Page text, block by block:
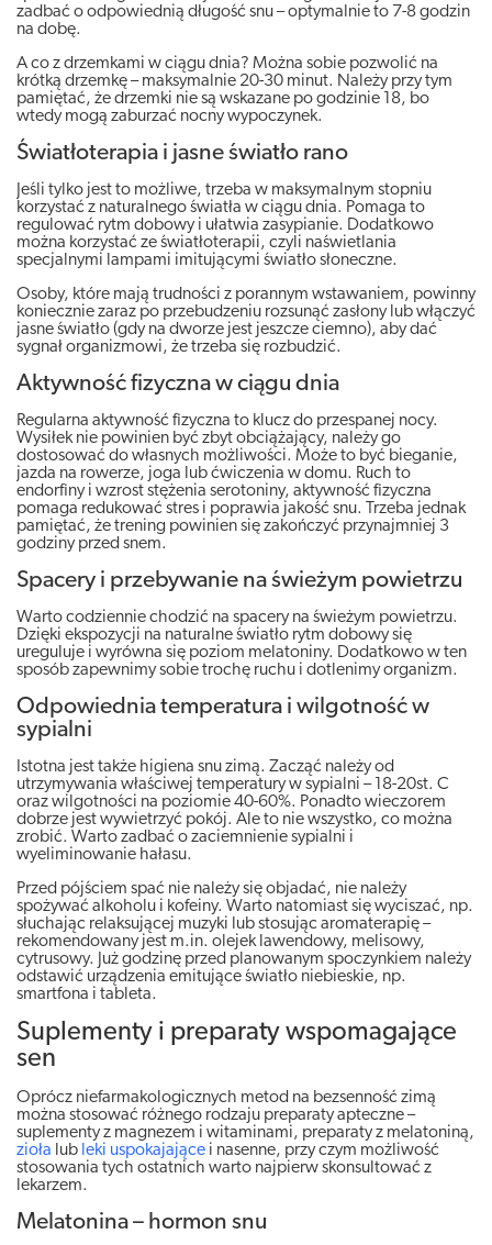
zadbać o odpowiednią długość snu – optymalnie to 7-8 godzin
na dobę.
A co z drzemkami w ciągu dnia? Można sobie pozwolić na
krótką drzemkę – maksymalnie 20-30 minut. Należy przy tym
pamiętać, że drzemki nie są wskazane po godzinie 18, bo
wtedy mogą zaburzać nocny wypoczynek.
Światłoterapia i jasne światło rano
Jeśli tylko jest to możliwe, trzeba w maksymalnym stopniu
korzystać z naturalnego światła w ciągu dnia. Pomaga to
regulować rytm dobowy i ułatwia zasypianie. Dodatkowo
można korzystać ze światłoterapii, czyli naświetlania
specjalnymi lampami imitującymi światło słoneczne.
Osoby, które mają trudności z porannym wstawaniem, powinny
koniecznie zaraz po przebudzeniu rozsunąć zasłony lub włączyć
jasne światło (gdy na dworze jest jeszcze ciemno), aby dać
sygnał organizmowi, że trzeba się rozbudzić.
Aktywność fizyczna w ciągu dnia
Regularna aktywność fizyczna to klucz do przespanej nocy.
Wysiłek nie powinien być zbyt obciążający, należy go
dostosować do własnych możliwości. Może to być bieganie,
jazda na rowerze, joga lub ćwiczenia w domu. Ruch to
endorfiny i wzrost stężenia serotoniny, aktywność fizyczna
pomaga redukować stres i poprawia jakość snu. Trzeba jednak
pamiętać, że trening powinien się zakończyć przynajmniej 3
godziny przed snem.
Spacery i przebywanie na świeżym powietrzu
Warto codziennie chodzić na spacery na świeżym powietrzu.
Dzięki ekspozycji na naturalne światło rytm dobowy się
ureguluje i wyrówna się poziom melatoniny. Dodatkowo w ten
sposób zapewnimy sobie trochę ruchu i dotlenimy organizm.
Odpowiednia temperatura i wilgotność w
sypialni
Istotna jest także higiena snu zimą. Zacząć należy od
utrzymywania właściwej temperatury w sypialni – 18-20st. C
oraz wilgotności na poziomie 40-60%. Ponadto wieczorem
dobrze jest wywietrzyć pokój. Ale to nie wszystko, co można
zrobić. Warto zadbać o zaciemnienie sypialni i
wyeliminowanie hałasu.
Przed pójściem spać nie należy się objadać, nie należy
spożywać alkoholu i kofeiny. Warto natomiast się wyciszać, np.
słuchając relaksującej muzyki lub stosując aromaterapię –
rekomendowany jest m.in. olejek lawendowy, melisowy,
cytrusowy. Już godzinę przed planowanym spoczynkiem należy
odstawić urządzenia emitujące światło niebieskie, np.
smartfona i tableta.
Suplementy i preparaty wspomagające
sen
Oprócz niefarmakologicznych metod na bezsenność zimą
można stosować różnego rodzaju preparaty apteczne –
suplementy z magnezem i witaminami, preparaty z melatoniną,
zioła lub leki uspokajające i nasenne, przy czym możliwość
stosowania tych ostatnich warto najpierw skonsultować z
lekarzem.
Melatonina – hormon snu